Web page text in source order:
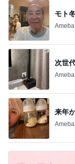
モト
次世
来年